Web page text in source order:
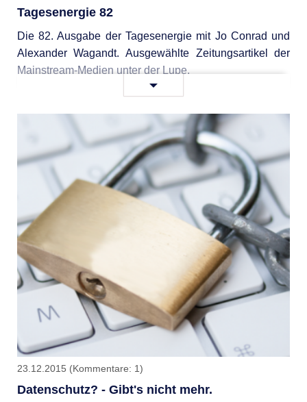
Tagesenergie 82
Die 82. Ausgabe der Tagesenergie mit Jo Conrad und
Alexander Wagandt. Ausgewählte Zeitungsartikel der
Mainstream-Medien unter der Lupe.
Tagesenergie
23.12.2015 (Kommentare: 1)
Datenschutz? - Gibt's nicht mehr.